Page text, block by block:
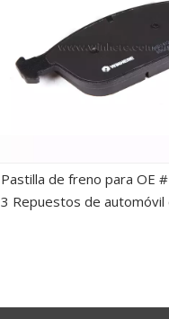
Pastilla de freno para OE
3 Repuestos de automóvil